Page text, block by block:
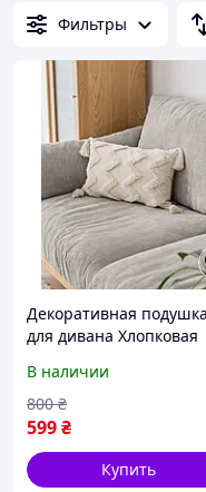
Фильтры
Декоративная подушка
для дивана Хлопковая
бохо 30x50 см (60050/52)
В наличии
599₴
800 ₴
Купить